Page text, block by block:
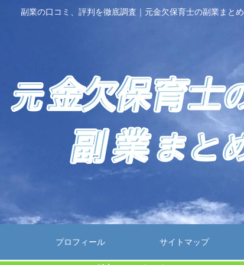
副業の口コミ、評判を徹底調査｜元金欠保育士の副業まとめ
プロフィール サイトマップ